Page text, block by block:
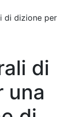
di dizione per
di
una